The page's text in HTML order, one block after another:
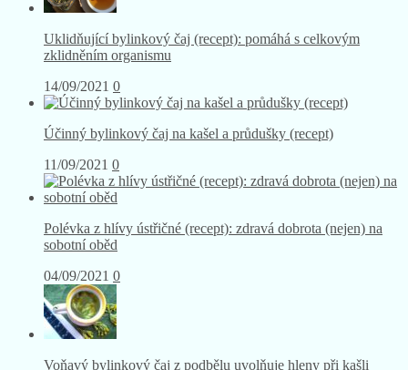
Uklidňující bylinkový čaj (recept): pomáhá s celkovým
zklidněním organismu
14/09/2021 0
Účinný bylinkový čaj na kašel a průdušky (recept)
11/09/2021 0
Polévka z hlívy ústřičné (recept): zdravá dobrota (nejen) na
sobotní oběd
04/09/2021 0
Voňavý bylinkový čaj z podbělu uvolňuje hleny při kašli